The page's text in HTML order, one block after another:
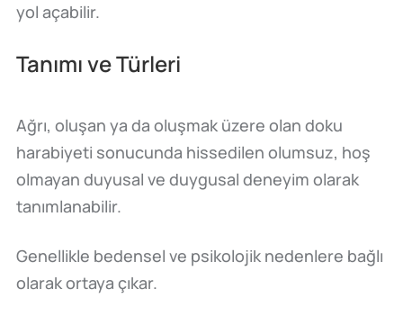
yol açabilir.
Tanımı ve Türleri
Ağrı, oluşan ya da oluşmak üzere olan doku
harabiyeti sonucunda hissedilen olumsuz, hoş
olmayan duyusal ve duygusal deneyim olarak
tanımlanabilir.
Genellikle bedensel ve psikolojik nedenlere bağlı
olarak ortaya çıkar.